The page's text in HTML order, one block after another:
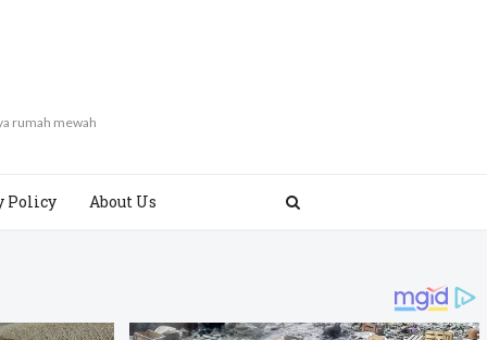
rumah mewah
Policy About Us